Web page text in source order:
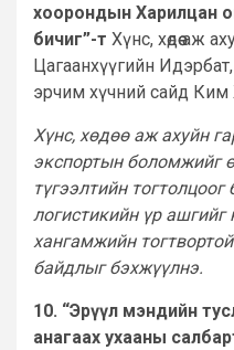
хоорондын Харилцан
бичиг”-т Хүнс, хөдөө аж
Цагаанхүүгийн
эрчим хүчний сайд
Хүнс, хөдөө аж ахуйн
экспортын боломжийг
түгээлтийн тогтолцоог
логистикийн үр ашгийг
хангамжийн
байдлыг бэхжүүлнэ.
10. “Эрүүл мэндийн
анагаах ухааны